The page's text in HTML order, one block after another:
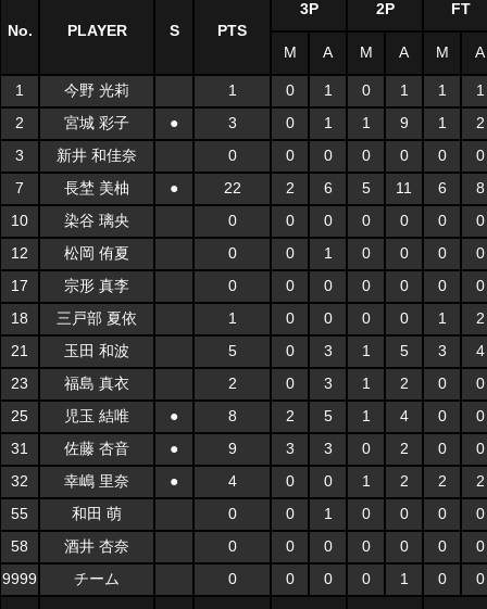
No. PLAYER S PTS
3P 2P FT
M A M A M A
1 今野 光莉 1 0 1 0 1 1
1
2
宮城 彩子 ● 3 0 1 1 9 1
2
3
新井 和佳奈 0 0 0 0 0 0
0
7
長埜 美柚 ● 22 2 6 5 11 6
8
10
染谷 璃央 0 0 0 0 0 0
0
12
松岡 侑夏 0 0 1 0 0 0
0
17
宗形 真李 0 0 0 0 0 0
0
18
三戸部 夏依 1 0 0 0 0 1
2
21
玉田 和波 5 0 3 1 5 3
4
23
福島 真衣 2 0 3 1 2 0
0
25
児玉 結唯 ● 8 2 5 1 4 0
0
31
佐藤 杏音 ● 9 3 3 0 2 0
0
32
幸嶋 里奈 ● 4 0 0 1 2 2
2
55
和田 萌 0 0 1 0 0 0
0
58
酒井 杏奈 0 0 0 0 0 0
0
9999
チーム 0 0 0 0 1 0 0